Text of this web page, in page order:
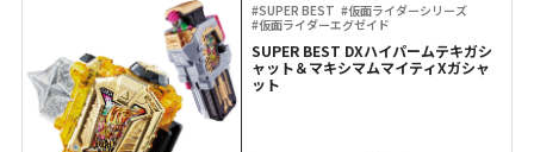
#SUPER BEST #仮面ライダーシリーズ
#仮面ライダーエグゼイド
SUPER BEST DXハイパームテキガシ
ャット＆マキシマムマイティXガシャ
ット